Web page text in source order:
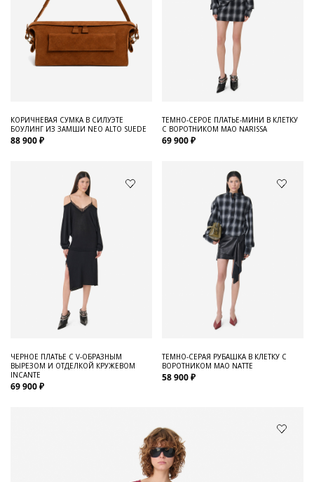
КОРИЧНЕВАЯ СУМКА В СИЛУЭТЕ
БОУЛИНГ ИЗ ЗАМШИ NEO ALTO SUEDE
88 900 ₽
ТЕМНО-СЕРОЕ ПЛАТЬЕ-МИНИ В КЛЕТКУ
С ВОРОТНИКОМ МАО NARISSA
69 900 ₽
ЧЕРНОЕ ПЛАТЬЕ С V-ОБРАЗНЫМ
ВЫРЕЗОМ И ОТДЕЛКОЙ КРУЖЕВОМ
INCANTE
69 900 ₽
ТЕМНО-СЕРАЯ РУБАШКА В КЛЕТКУ С
ВОРОТНИКОМ МАО NATTE
58 900 ₽